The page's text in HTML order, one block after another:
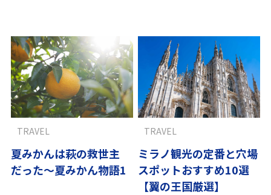
夏みかんは萩の救世主
だった〜夏みかん物語1
TRAVEL
ミラノ観光の定番と穴場
スポットおすすめ10選
【翼の王国厳選】
TRAVEL